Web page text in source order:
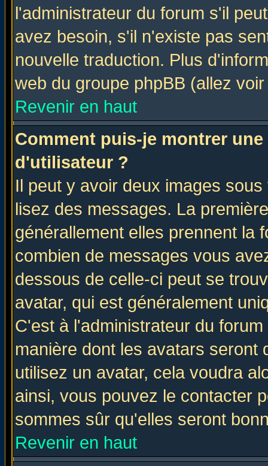
l'administrateur du forum s'il
avez besoin, s'il n'existe pas
nouvelle traduction. Plus
web du groupe phpBB (allez
Revenir en haut
Comment puis-je montrer
d'utilisateur ?
Il peut y avoir deux images
lisez des messages. La
générallement elles prennent la
combien de messages vous
dessous de celle-ci peut se
avatar, qui est généralement
C'est à l'administrateur du
manière dont les avatars seront
utilisez un avatar, cela voudra
ainsi, vous pouvez le contacter
sommes sûr qu'elles seront
Revenir en haut